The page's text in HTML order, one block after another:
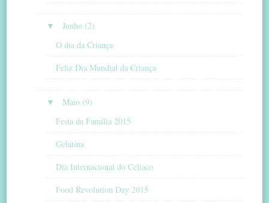
▼
Junho (2)
O dia da Criança
Feliz Dia Mundial da Criança
▼
Maio (9)
Festa da Família 2015
Gelatina
Dia Internacional do Celíaco
Food Revolution Day 2015